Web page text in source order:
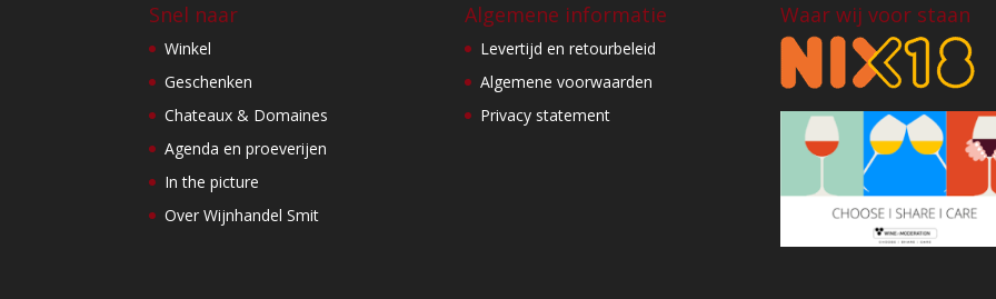
Snel naar
Winkel
Geschenken
Chateaux & Domaines
Agenda en proeverijen
In the picture
Over Wijnhandel Smit
Algemene informatie
Levertijd en retourbeleid
Algemene voorwaarden
Privacy statement
Waar wij voor staan